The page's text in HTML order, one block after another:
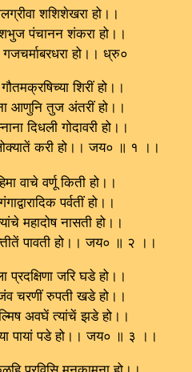
शशिशेखरा हो।।
पंचानन शंकरा हो।।
हो।। ध्रु०
शिरीं हो।।
आणुनि तुज अंतरीं हो।।
दिधली गोदावरी हो।।
करी हो।। जय० ॥ १ ।।
वाचे वर्णू किती हो।।
पर्वतीं हो।।
महादोष नासती हो।।
पावती हो।। जय० ॥ २ ।।
प्रदक्षिणा जरि घडे हो।।
चरणीं रुपती खडे हो।।
अवघें त्यांचें झडे हो।।
पायां पडे हो।। जय० ॥ ३ ।।